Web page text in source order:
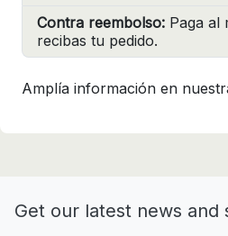
Contra reembolso: Paga al
recibas tu pedido.
Amplía información en
Get our latest news and